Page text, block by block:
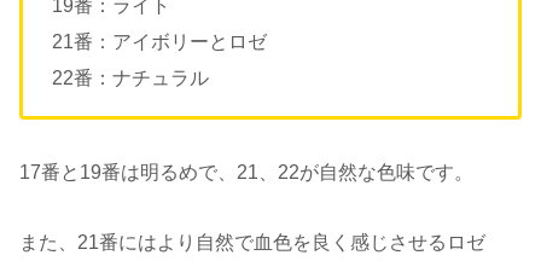
19番：ライト
21番：アイボリーとロゼ
22番：ナチュラル
17番と19番は明るめで、21、22が自然な色味です。
また、21番にはより自然で血色を良く感じさせるロゼ